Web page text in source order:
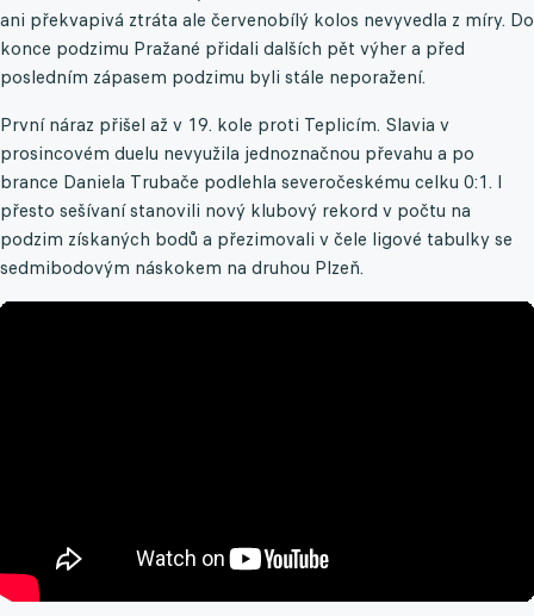
ani překvapivá ztráta ale červenobílý kolos nevyvedla z míry. Do
konce podzimu Pražané přidali dalších pět výher a před
posledním zápasem podzimu byli stále neporažení.
První náraz přišel až v 19. kole proti Teplicím. Slavia v
prosincovém duelu nevyužila jednoznačnou převahu a po
brance Daniela Trubače podlehla severočeskému celku 0:1. I
přesto sešívaní stanovili nový klubový rekord v počtu na
podzim získaných bodů a přezimovali v čele ligové tabulky se
sedmibodovým náskokem na druhou Plzeň.